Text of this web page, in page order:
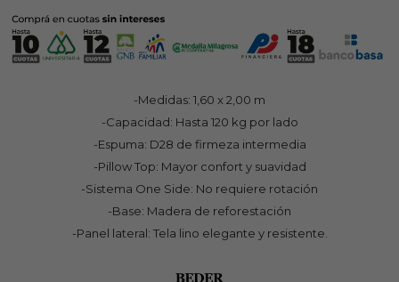
-Medidas: 1,60 x 2,00 m
-Capacidad: Hasta 120 kg por lado
-Espuma: D28 de firmeza intermedia
-Pillow Top: Mayor confort y suavidad
-Sistema One Side: No requiere rotación
-Base: Madera de reforestación
-Panel lateral: Tela lino elegante y resistente.